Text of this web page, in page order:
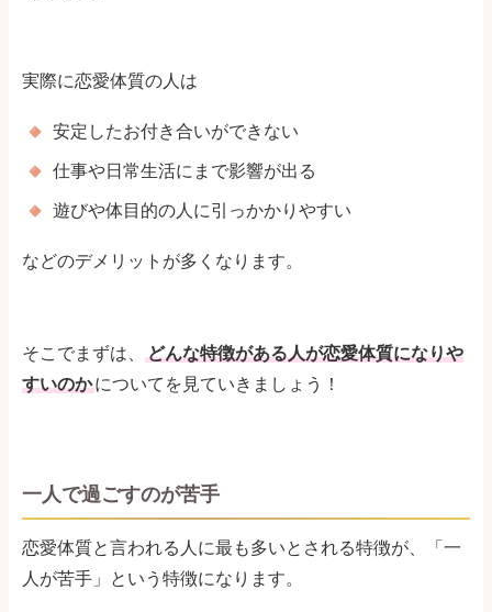
実際に恋愛体質の人は
安定したお付き合いができない
仕事や日常生活にまで影響が出る
遊びや体目的の人に引っかかりやすい
などのデメリットが多くなります。
そこでまずは、
どんな特徴がある人が恋愛体質になりや
すいのかについてを見ていきましょう！
一人で過ごすのが苦手
恋愛体質と言われる人に最も多いとされる特徴が、「一
人が苦手」という特徴になります。